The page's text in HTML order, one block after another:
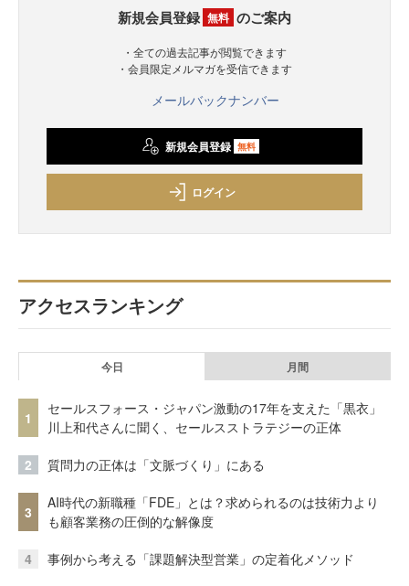
新規会員登録 無料 のご案内
・全ての過去記事が閲覧できます
・会員限定メルマガを受信できます
メールバックナンバー
新規会員登録 無料
ログイン
アクセスランキング
今日 月間
1
セールスフォース・ジャパン激動の17年を支えた「黒衣」
川上和代さんに聞く、セールスストラテジーの正体
2 質問力の正体は「文脈づくり」にある
3
AI時代の新職種「FDE」とは？求められるのは技術力より
も顧客業務の圧倒的な解像度
4 事例から考える「課題解決型営業」の定着化メソッド